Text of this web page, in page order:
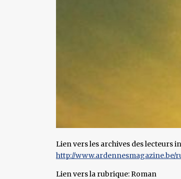
Lien vers les archives des lecteurs
http://www.ardennesmagazine.be/
Lien vers la rubrique: Roman